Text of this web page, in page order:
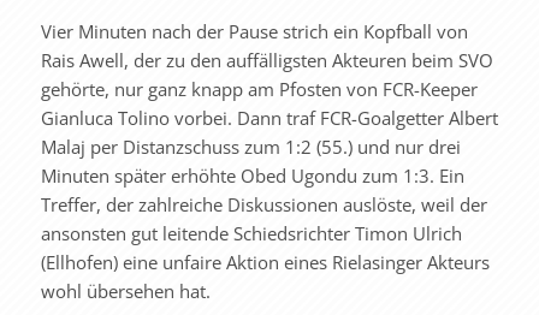
Vier Minuten nach der Pause strich ein Kopfball von
Rais Awell, der zu den auffälligsten Akteuren beim SVO
gehörte, nur ganz knapp am Pfosten von FCR-Keeper
Gianluca Tolino vorbei. Dann traf FCR-Goalgetter Albert
Malaj per Distanzschuss zum 1:2 (55.) und nur drei
Minuten später erhöhte Obed Ugondu zum 1:3. Ein
Treffer, der zahlreiche Diskussionen auslöste, weil der
ansonsten gut leitende Schiedsrichter Timon Ulrich
(Ellhofen) eine unfaire Aktion eines Rielasinger Akteurs
wohl übersehen hat.